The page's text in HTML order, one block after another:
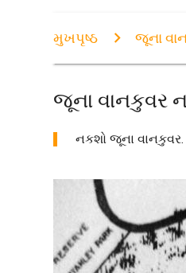
મુખપૃષ્ઠ જૂના
જૂના વાનકુવર
નકશો જૂના વાનકુવર.